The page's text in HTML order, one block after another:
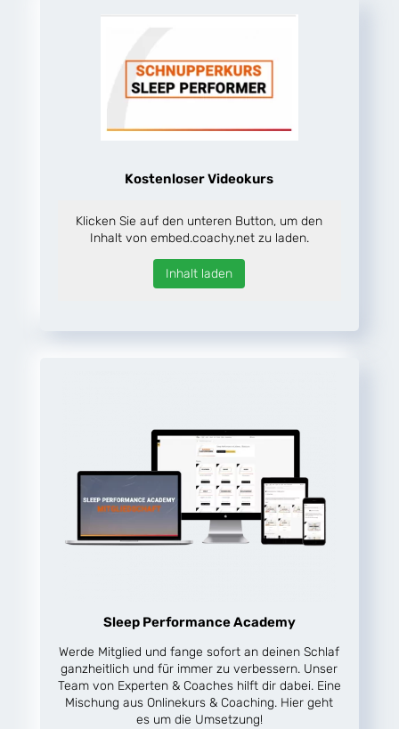
Kostenloser Videokurs
Klicken Sie auf den unteren Button, um den
Inhalt von embed.coachy.net zu laden.
Inhalt laden
Sleep Performance Academy
Werde Mitglied und fange sofort an deinen Schlaf
ganzheitlich und für immer zu verbessern. Unser
Team von Experten & Coaches hilft dir dabei. Eine
Mischung aus Onlinekurs & Coaching. Hier geht
es um die Umsetzung!